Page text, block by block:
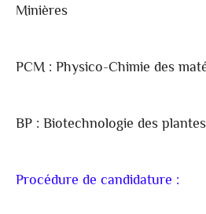
Minières
PCM : Physico-Chimie des
BP : Biotechnologie des plantes
Procédure de candidature :